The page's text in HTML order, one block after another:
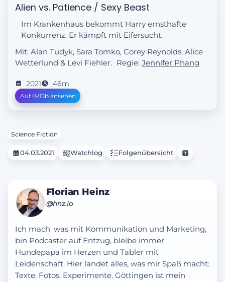
Alien vs. Patience / Sexy Beast
Im Krankenhaus bekommt Harry ernsthafte
Konkurrenz. Er kämpft mit Eifersucht.
Mit: Alan Tudyk, Sara Tomko, Corey Reynolds, Alice
Wetterlund & Levi Fiehler.
Regie:Jennifer Phang
2021 46m
Auf IMDb ansehen
Science Fiction
04.03.2021 Watchlog Folgenübersicht
Florian Heinz
@hnz.io
Ich mach' was mit Kommunikation und Marketing,
bin Podcaster auf Entzug, bleibe immer
Hundepapa im Herzen und Tabler mit
Leidenschaft. Hier landet alles, was mir Spaß macht:
Texte, Fotos, Experimente. Göttingen ist mein